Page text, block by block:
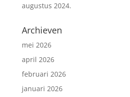
augustus 2024.
Archieven
mei 2026
april 2026
februari 2026
januari 2026